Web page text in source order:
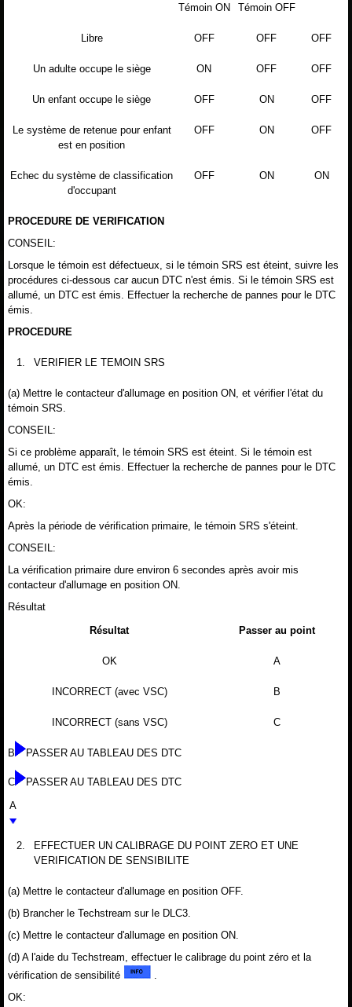
Témoin ON Témoin OFF
Libre OFF OFF OFF
Un adulte occupe le siège ON OFF OFF
Un enfant occupe le siège OFF ON OFF
Le système de retenue pour enfant
est en position
OFF ON OFF
Echec du système de classification
d'occupant
OFF ON ON
PROCEDURE DE VERIFICATION
CONSEIL:
Lorsque le témoin est défectueux, si le témoin SRS est éteint, suivre les
procédures ci-dessous car aucun DTC n'est émis. Si le témoin SRS est
allumé, un DTC est émis. Effectuer la recherche de pannes pour le DTC
émis.
PROCEDURE
1. VERIFIER LE TEMOIN SRS
(a) Mettre le contacteur d'allumage en position ON, et vérifier l'état du
témoin SRS.
CONSEIL:
Si ce problème apparaît, le témoin SRS est éteint. Si le témoin est
allumé, un DTC est émis. Effectuer la recherche de pannes pour le DTC
émis.
OK:
Après la période de vérification primaire, le témoin SRS s'éteint.
CONSEIL:
La vérification primaire dure environ 6 secondes après avoir mis
contacteur d'allumage en position ON.
Résultat
Résultat
Passer au point
OK A
INCORRECT (avec VSC) B
INCORRECT (sans VSC) C
B PASSER AU TABLEAU DES DTC
C
PASSER AU TABLEAU DES DTC
A
2.
EFFECTUER UN CALIBRAGE DU POINT ZERO ET UNE
VERIFICATION DE SENSIBILITE
(a) Mettre le contacteur d'allumage en position OFF.
(b) Brancher le Techstream sur le DLC3.
(c) Mettre le contacteur d'allumage en position ON.
(d) A l'aide du Techstream, effectuer le calibrage du point zéro et la
vérification de sensibilité
OK: